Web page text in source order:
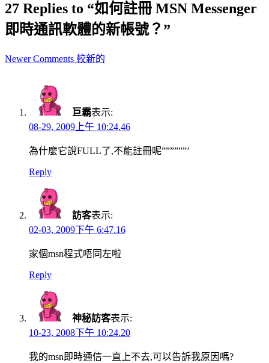
27 Replies to “如何註冊 MSN Messenger
即時通訊軟體的新帳號？”
Comment
Newer Comments 較新的
巨霸表示:
08-29, 2009上午 10:24.46
為什麼它說FULL了,不能註冊呢””””””’
Reply
訪客表示:
02-03, 2009下午 6:47.16
家個msn程式唔同左啦
Reply
神秘訪客表示:
10-23, 2008下午 10:24.20
我的msn即時通信一直上不去,可以告訴我原因嗎?